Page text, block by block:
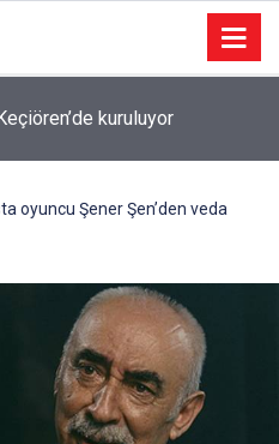
kuruluyor
oyuncu Şener Şen’den veda